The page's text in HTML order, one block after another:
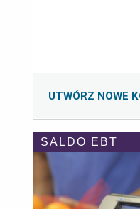
UTWÓRZ NOWE
SALDO EBT